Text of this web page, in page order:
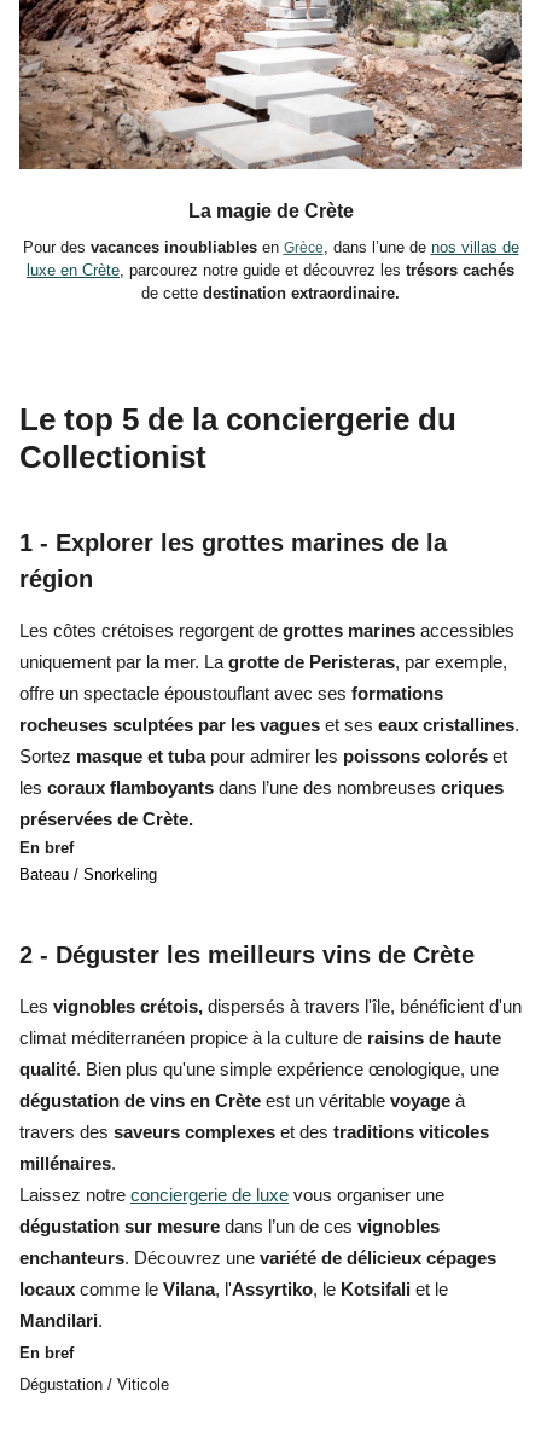
La magie de Crète
Pour des vacances inoubliablesen Grèce, dans l’une de nos villas de
luxe en Crète, parcourez notre guide et découvrez les trésors cachés
de cette destination extraordinaire.
Le top 5 de la conciergerie du
Collectionist
1 - Explorer les grottes marines de la
région
Les côtes crétoises regorgent de grottes marines accessibles
uniquement par la mer. La grotte de Peristeras, par exemple,
offre un spectacle époustouflant avec ses formations
rocheuses sculptées par les vagues et ses eaux cristallines.
Sortez masque et tubapour admirer les poissons colorés et
les coraux flamboyants dans l’une des nombreuses criques
préservées de Crète.
En bref
Bateau / Snorkeling
2 - Déguster les meilleurs vins de Crète
Les vignobles crétois, dispersés à travers l'île, bénéficient d'un
climat méditerranéen propice à la culture de raisins de haute
qualité. Bien plus qu'une simple expérience œnologique, une
dégustation de vins en Crète est un véritable voyage à
travers des saveurs complexes et des traditions viticoles
millénaires.
Laissez notre conciergerie de luxe vous organiser une
dégustation sur mesure dans l’un de ces vignobles
enchanteurs. Découvrez une variété de délicieux cépages
locaux comme le Vilana, l'Assyrtiko, le Kotsifali et le
Mandilari.
En bref
Dégustation / Viticole